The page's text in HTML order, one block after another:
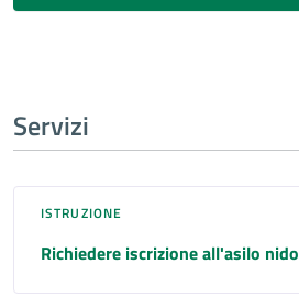
Servizi
ISTRUZIONE
Richiedere iscrizione all'asilo nido